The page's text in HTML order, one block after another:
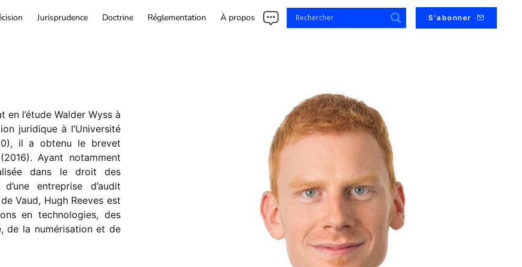
Jurisprudence Doctrine Réglementation À propos S'abonner
l’étude Walder Wyss à
juridique à l’Université
il a obtenu le brevet
Ayant notamment
dans le droit des
entreprise d’audit
Vaud, Hugh Reeves est
en technologies, des
de la numérisation et de